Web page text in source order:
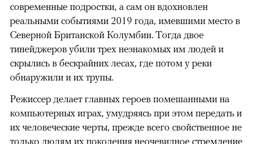
современные подростки, а сам он вдохновлен
реальными событиями 2019 года, имевшими место в
Северной Британской Колумбии. Тогда двое
тинейджеров убили трех незнакомых им людей и
скрылись в бескрайних лесах, где потом у реки
обнаружили и их трупы.
Режиссер делает главных героев помешанными на
компьютерных играх, умудряясь при этом передать и
их человеческие черты, прежде всего свойственное не
только людям их поколения неочевидное стремление